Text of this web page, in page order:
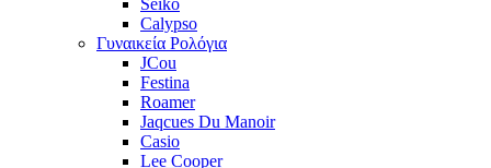
Seiko
Calypso
Γυναικεία Ρολόγια
JCou
Festina
Roamer
Jaqcues Du Manoir
Casio
Lee Cooper